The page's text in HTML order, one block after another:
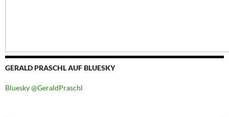
GERALD PRASCHL AUF BLUESKY
Bluesky @GeraldPraschl